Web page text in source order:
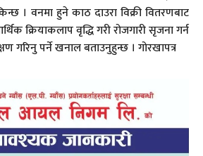
। वनमा हुने काठ दाउरा विक्री वितरणबाट
क्रियाकलाप वृद्धि गरी रोजगारी सृजना गर्न
गरिनु पर्ने खनाल बताउनुहुन्छ । गोरखापत्र